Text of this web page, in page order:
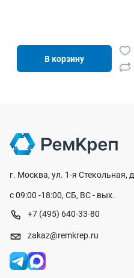
В корзину
г. Москва, ул. 1-я Стекольная,
с 09:00 -18:00, СБ, ВС - вых.
+7 (495) 640-33-80
zakaz@remkrep.ru